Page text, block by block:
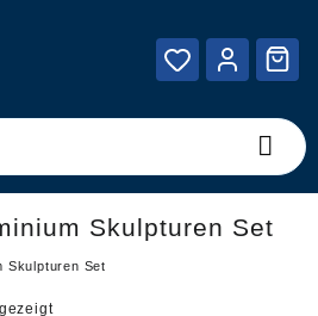
Skulpturen Set
Skulpturen Set